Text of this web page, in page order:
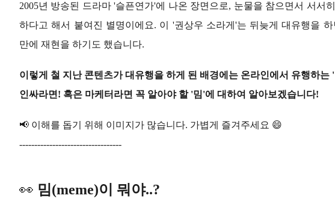
2005년 방송된 드라마 '슬픈연가'에 나온 장면으로, 눈물을 참으면서 서서
하다고 해서 붙여진 별명이에요. 이 '권상우 소라게'는 뒤늦게 대유행을
만에 재현을 하기도 했습니다.
이렇게 철 지난 콘텐츠가 대유행을 하게 된 배경에는 온라인에서 유행하는
인싸라면! 혹은 마케터라면 꼭 알아야 할 '밈'에 대하여 알아보겠습니다!
📢 이해를 돕기 위해 이미지가 많습니다. 가볍게 즐겨주세요 😄
----------------------------------
👀 밈(meme)이 뭐야..?